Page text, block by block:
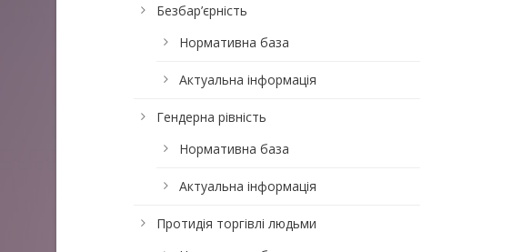
Безбар’єрність
Нормативна база
Актуальна інформація
Гендерна рівність
Нормативна база
Актуальна інформація
Протидія торгівлі людьми